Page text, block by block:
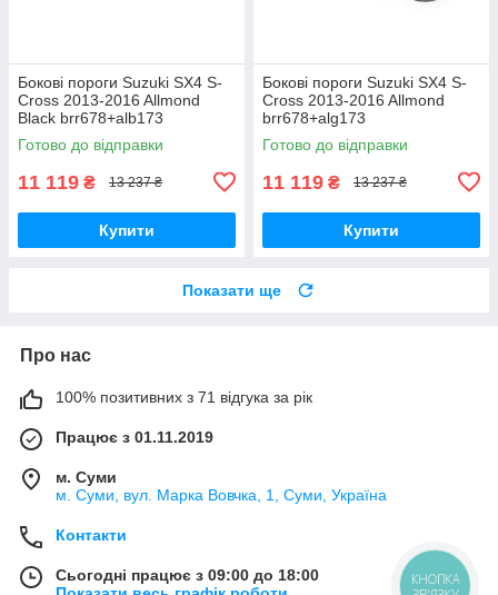
Бокові пороги Suzuki SX4 S-
Cross 2013-2016 Allmond
Black brr678+alb173
Готово до відправки
11 119 ₴ 13 237 ₴
Купити
Бокові пороги Suzuki SX4 S-
Cross 2013-2016 Allmond
brr678+alg173
Готово до відправки
11 119 ₴ 13 237 ₴
Купити
Показати ще
Про нас
100% позитивних з 71 відгука за рік
Працює з 01.11.2019
м. Суми
м. Суми, вул. Марка Вовчка, 1, Суми, Україна
Контакти
Сьогодні працює з 09:00 до 18:00
КНОПКА